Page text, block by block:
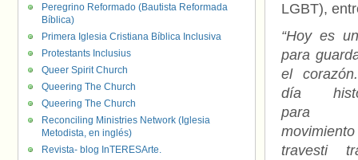
LGBT),
“Hoy es
para
el
día
para
movimiento
travesti
Peregrino Reformado (Bautista Reformada
Bíblica)
Primera Iglesia Cristiana Bíblica Inclusiva
Protestants Inclusius
Queer Spirit Church
Queering The Church
Queering The Church
Reconciling Ministries Network (Iglesia
Metodista, en inglés)
Revista- blog InTERESArte.